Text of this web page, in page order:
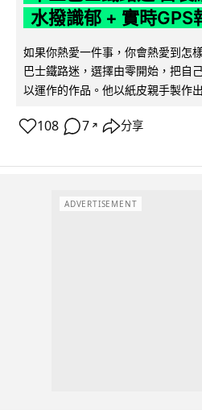
水撥識郁 + 實時GPS
如果你熱愛一件事，你會熱愛到怎
巴士鐵路迷，選擇由零開始，把自
以運作的作品。他以紙皮親手製作
108 7 ↗ 分享
ADVERTISEMENT